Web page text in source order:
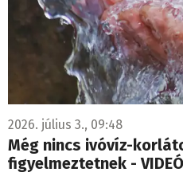
2026. július 3., 09:48
Még nincs ivóvíz-
figyelmeztetnek -